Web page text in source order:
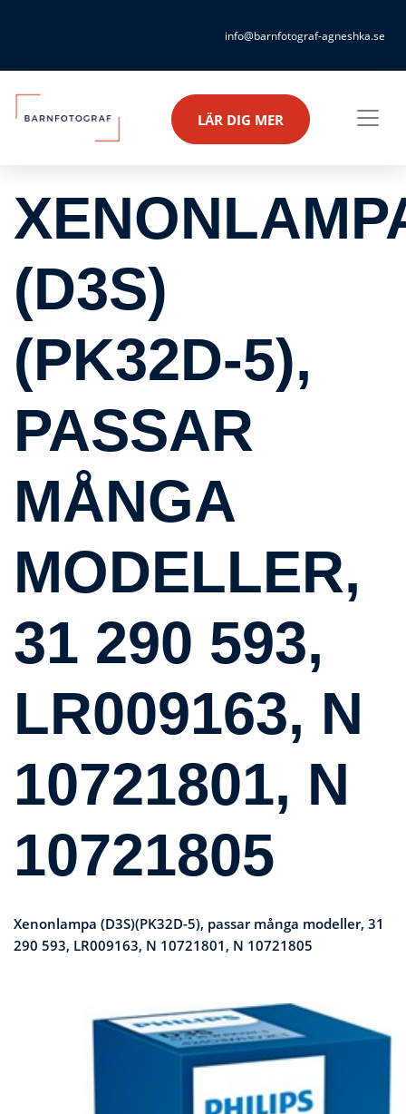
info@barnfotograf-agneshka.se
LÄR DIG MER
(D3S)
(PK32D-5),
PASSAR
MÅNGA
MODELLER,
31 290 593,
LR009163, N
10721801, N
10721805
Xenonlampa (D3S)(PK32D-5), passar många modeller, 31
290 593, LR009163, N 10721801, N 10721805